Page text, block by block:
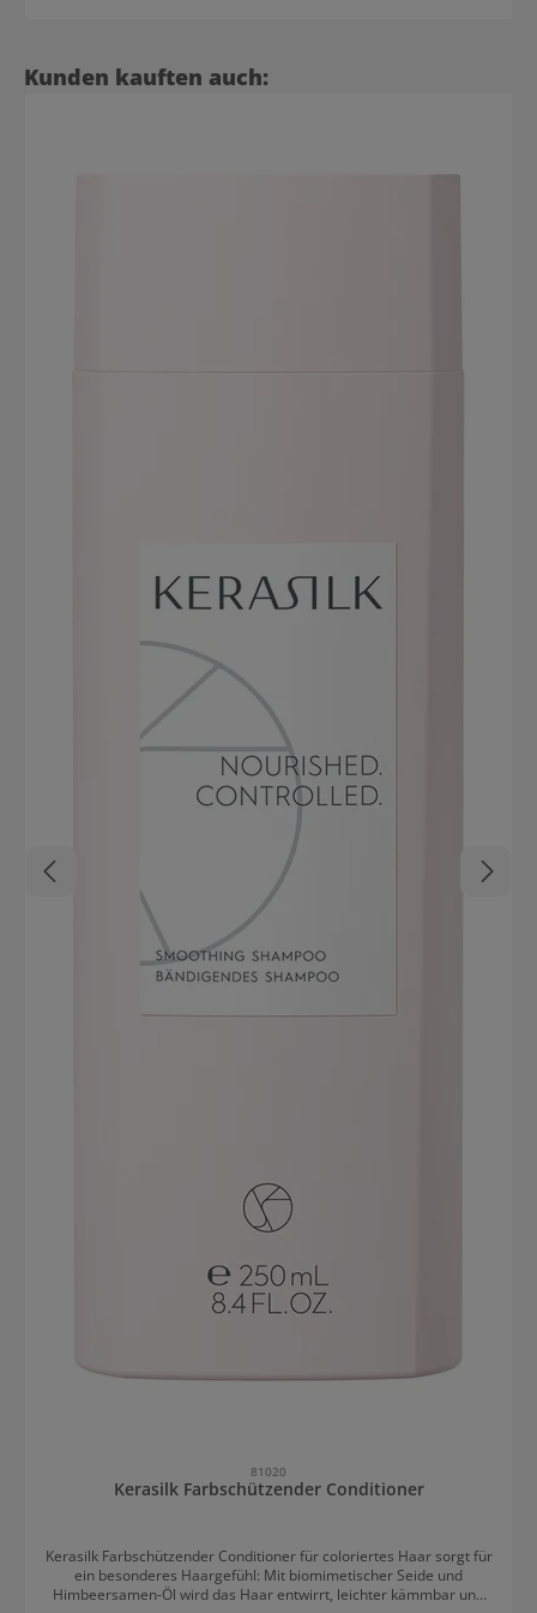
Produktgalerie überspringen
Kunden kauften auch:
81020
Kerasilk Farbschützender Conditioner
Kerasilk Farbschützender Conditioner für coloriertes Haar sorgt für
ein besonderes Haargefühl: Mit biomimetischer Seide und
Himbeersamen-Öl wird das Haar entwirrt, leichter kämmbar und